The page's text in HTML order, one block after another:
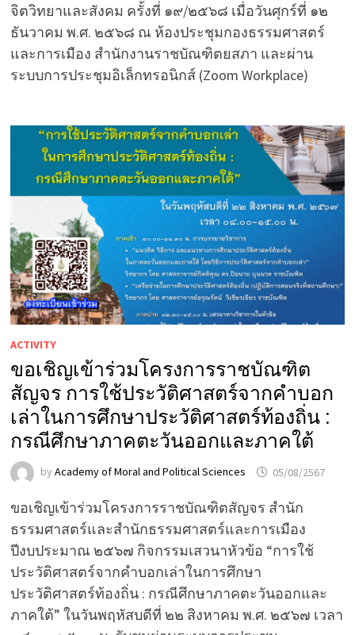
จิตวิทยาและสังคม ครั้งที่ ๑๙/๒๕๖๘ เมื่อวันศุกร์ที่ ๑๒
ธันวาคม พ.ศ. ๒๕๖๘ ณ ห้องประชุมกองธรรมศาสตร์
และการเมือง สำนักงานราชบัณฑิตยสภา และผ่าน
ระบบการประชุมอิเล็กทรอนิกส์ (Zoom Workplace)
ACTIVITY
ขอเชิญเข้าร่วมโครงการราชบัณฑิต
สัญจร การใช้ประวัติศาสตร์จากคำบอก
เล่าในการศึกษาประวัติศาสตร์ท้องถิ่น :
กรณีศึกษาภาคตะวันออกและภาคใต้
by Academy of Moral and Political Sciences 05/08/2567
ขอเชิญเข้าร่วมโครงการราชบัณฑิตสัญจร สำนัก
ธรรมศาสตร์และสำนักธรรมศาสตร์และการเมือง
ปีงบประมาณ ๒๕๖๗ กิจกรรมเสวนาหัวข้อ “การใช้
ประวัติศาสตร์จากคำบอกเล่าในการศึกษา
ประวัติศาสตร์ท้องถิ่น : กรณีศึกษาภาคตะวันออกและ
ภาคใต้” ในวันพฤหัสบดีที่ ๒๒ สิงหาคม พ.ศ. ๒๕๖๗ เวลา